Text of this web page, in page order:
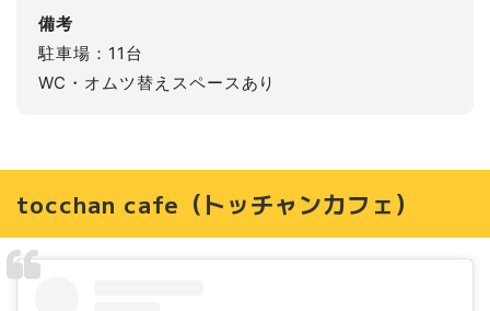
備考
駐車場：11台
WC・オムツ替えスペースあり
tocchan cafe（トッチャンカフェ）